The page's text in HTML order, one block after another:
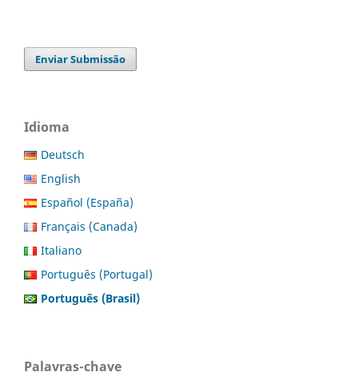
Enviar Submissão
Idioma
Deutsch
English
Español (España)
Français (Canada)
Italiano
Português (Portugal)
Português (Brasil)
Palavras-chave